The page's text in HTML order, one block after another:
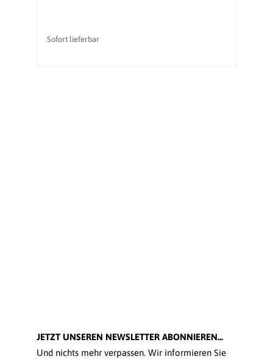
Sofort lieferbar
JETZT UNSEREN NEWSLETTER ABONNIEREN...
Und nichts mehr verpassen. Wir informieren Sie